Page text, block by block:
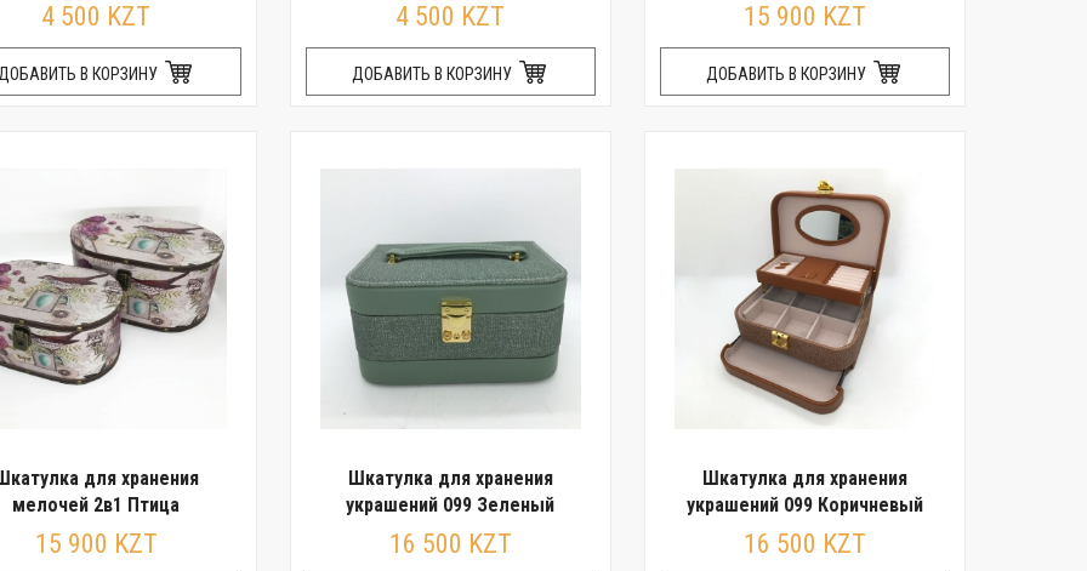
4 500 KZT
В КОРЗИНУ
4 500 KZT
ДОБАВИТЬ В КОРЗИНУ
15 900 KZT
ДОБАВИТЬ В КОРЗИНУ
для хранения
мелочей 2в1 Птица
15 900 KZT
Шкатулка для хранения
украшений 099 Зеленый
16 500 KZT
Шкатулка для хранения
украшений 099 Коричневый
16 500 KZT